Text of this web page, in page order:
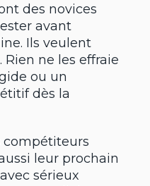
des novices
avant
Ils veulent
Rien ne les effraie
ou un
dès la
compétiteurs
leur prochain
sérieux